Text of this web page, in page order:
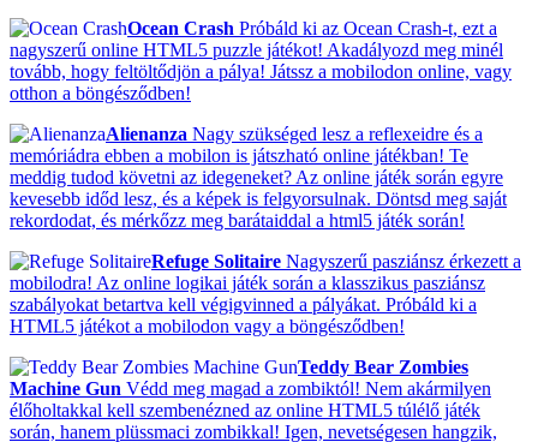
Ocean Crash Próbáld ki az Ocean Crash-t, ezt a
nagyszerű online HTML5 puzzle játékot! Akadályozd meg minél
tovább, hogy feltöltődjön a pálya! Játssz a mobilodon online, vagy
otthon a böngésződben!
Alienanza Nagy szükséged lesz a reflexeidre és a
memóriádra ebben a mobilon is játszható online játékban! Te
meddig tudod követni az idegeneket? Az online játék során egyre
kevesebb időd lesz, és a képek is felgyorsulnak. Döntsd meg saját
rekordodat, és mérkőzz meg barátaiddal a html5 játék során!
Refuge Solitaire Nagyszerű pasziánsz érkezett a
mobilodra! Az online logikai játék során a klasszikus pasziánsz
szabályokat betartva kell végigvinned a pályákat. Próbáld ki a
HTML5 játékot a mobilodon vagy a böngésződben!
Teddy Bear Zombies
Machine Gun Védd meg magad a zombiktól! Nem akármilyen
élőholtakkal kell szembenézned az online HTML5 túlélő játék
során, hanem plüssmaci zombikkal! Igen, nevetségesen hangzik,